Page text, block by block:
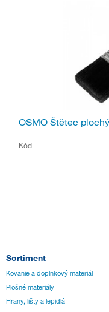
OSMO Štětec
Kód
Sortiment
Kovanie a doplnkový materiál
Plošné materiály
Hrany, lišty a lepidlá